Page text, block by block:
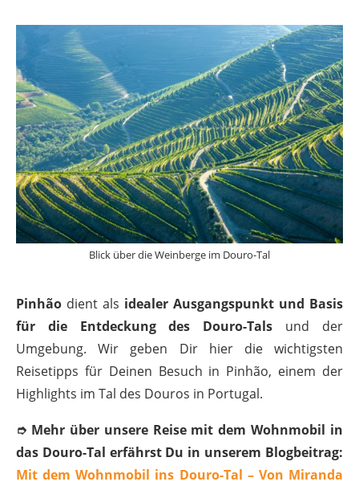
Blick über die Weinberge im Douro-Tal
Pinhão dient als idealer Ausgangspunkt und Basis
für die Entdeckung des Douro-Tals und der
Umgebung. Wir geben Dir hier die wichtigsten
Reisetipps für Deinen Besuch in Pinhão, einem der
Highlights im Tal des Douros in Portugal.
➮ Mehr über unsere Reise mit dem Wohnmobil in
das Douro-Tal erfährst Du in unserem Blogbeitrag:
Mit dem Wohnmobil ins Douro-Tal – Von Miranda